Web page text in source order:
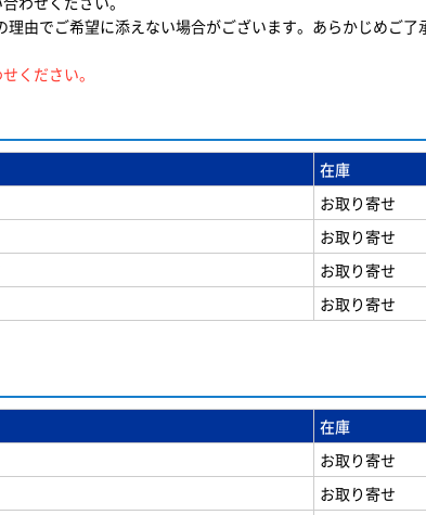
由でご希望に添えない場合がございます。あらかじめご了
ください。
在庫
お取り寄せ
お取り寄せ
お取り寄せ
お取り寄せ
在庫
お取り寄せ
お取り寄せ